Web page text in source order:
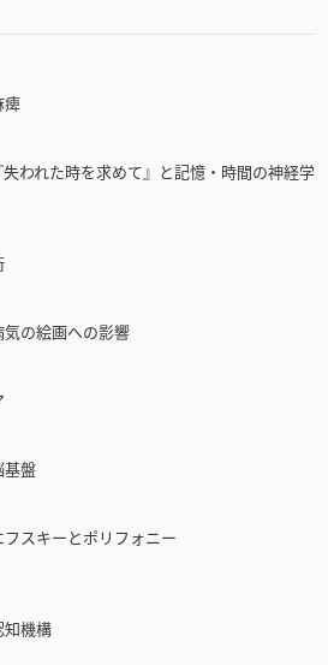
痺
われた時を求めて』と記憶・時間の神経学
の絵画への影響
基盤
スキーとポリフォニー
知機構